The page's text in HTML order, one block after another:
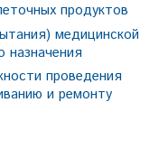
продуктов
медицинской
назначения
проведения
и ремонту